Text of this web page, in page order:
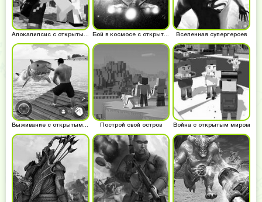
Апокалипсис с открытым миром Бой в космосе с открытым миром Вселенная супергероев
Выживание с открытым миром Построй свой остров Война с открытым миром